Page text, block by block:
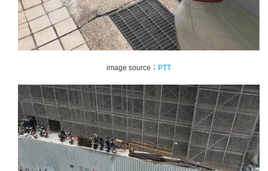
image source： PTT